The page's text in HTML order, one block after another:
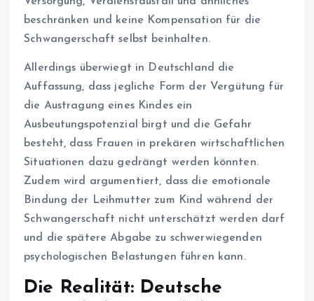
beschränken und keine Kompensation für die
Schwangerschaft selbst beinhalten.
Allerdings überwiegt in Deutschland die
Auffassung, dass jegliche Form der Vergütung für
die Austragung eines Kindes ein
Ausbeutungspotenzial birgt und die Gefahr
besteht, dass Frauen in prekären wirtschaftlichen
Situationen dazu gedrängt werden könnten.
Zudem wird argumentiert, dass die emotionale
Bindung der Leihmutter zum Kind während der
Schwangerschaft nicht unterschätzt werden darf
und die spätere Abgabe zu schwerwiegenden
psychologischen Belastungen führen kann.
Die Realität: Deutsche